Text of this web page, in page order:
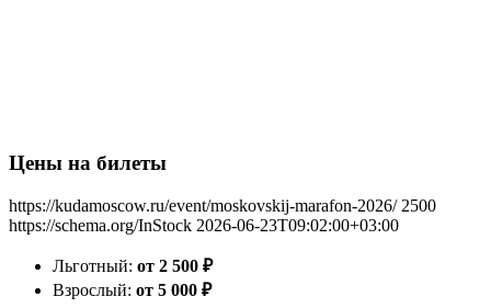
Цены на билеты
https://kudamoscow.ru/event/moskovskij-marafon-2026/ 2500
https://schema.org/InStock 2026-06-23T09:02:00+03:00
Льготный: от 2 500 ₽
Взрослый: от 5 000 ₽